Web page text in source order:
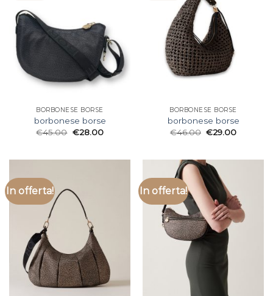
BORBONESE BORSE
borbonese borse
€45.00 €28.00
BORBONESE BORSE
borbonese borse
€46.00 €29.00
In offerta! In offerta!